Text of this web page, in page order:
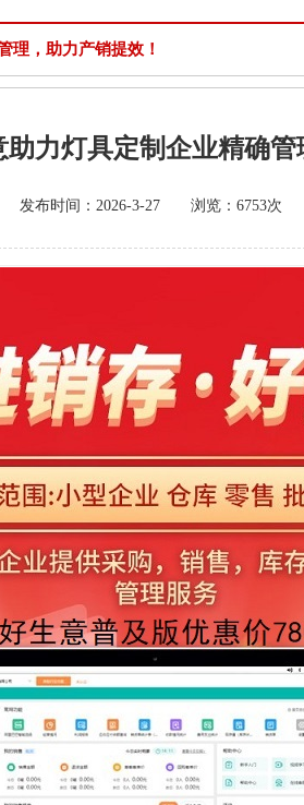
4 5 6
理，助力产销提效！
力灯具定制企业精确管
发布时间：2026-3-27 浏览：6753次